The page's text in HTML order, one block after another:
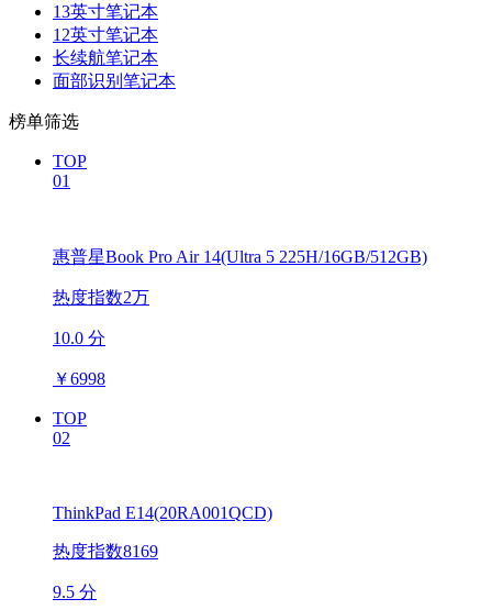
13英寸笔记本
12英寸笔记本
长续航笔记本
面部识别笔记本
榜单筛选
TOP
01
惠普星Book Pro Air 14(Ultra 5 225H/16GB/512GB)
热度指数2万
10.0 分
￥6998
TOP
02
ThinkPad E14(20RA001QCD)
热度指数8169
9.5 分